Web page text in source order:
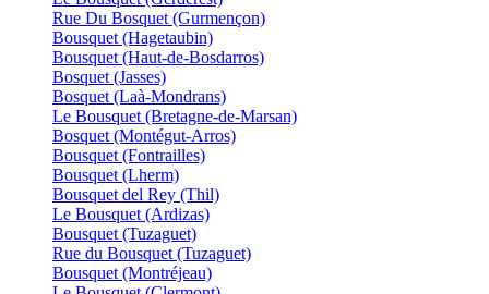
Rue Du Bosquet (Gurmençon)
Bousquet (Hagetaubin)
Bousquet (Haut-de-Bosdarros)
Bosquet (Jasses)
Bosquet (Laà-Mondrans)
Le Bousquet (Bretagne-de-Marsan)
Bosquet (Montégut-Arros)
Bousquet (Fontrailles)
Bousquet (Lherm)
Bousquet del Rey (Thil)
Le Bousquet (Ardizas)
Bousquet (Tuzaguet)
Rue du Bousquet (Tuzaguet)
Bousquet (Montréjeau)